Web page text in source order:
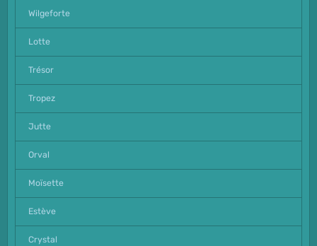
Wilgeforte
Lotte
Trésor
Tropez
Jutte
Orval
Moïsette
Estève
Crystal